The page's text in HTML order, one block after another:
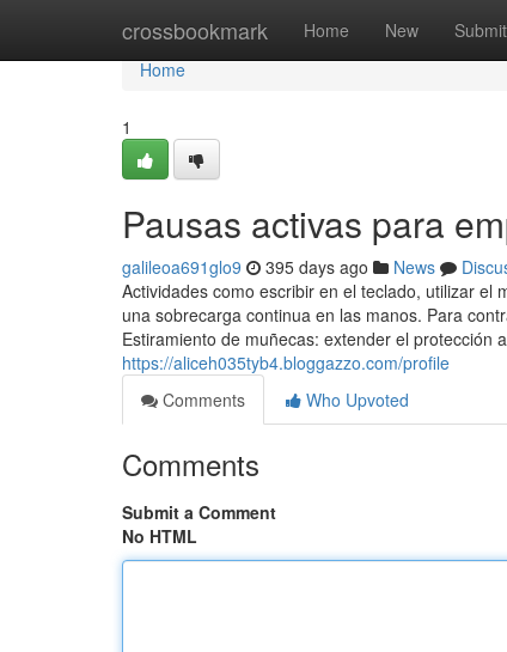
crossbookmark Home New Submit
Home
Home
1
Pausas activas para
galileoa691glo9 395 days ago News
Actividades como escribir en el teclado, utilizar
una sobrecarga continua en las manos. Para
Estiramiento de muñecas: extender el protección
https://aliceh035tyb4.bloggazzo.com/profile
Comments
Who Upvoted
Comments
Submit a Comment
No HTML